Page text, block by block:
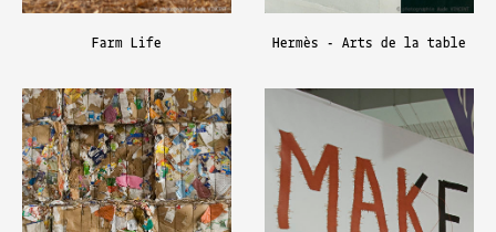
Farm Life Hermès - Arts de la table